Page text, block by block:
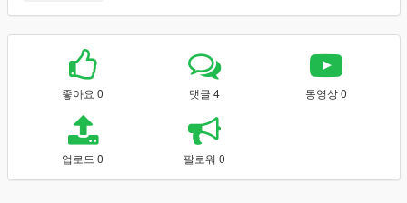
좋아요 0 댓글 4 동영상 0
업로드 0 팔로워 0